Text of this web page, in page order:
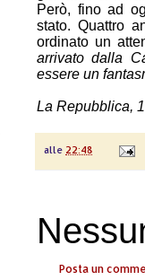
Però, fino ad
stato. Quattro
ordinato un
arrivato dalla
essere un
La Repubblica,
alle 22:48
Posta un